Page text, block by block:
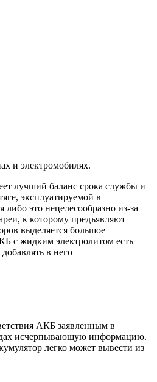
и электромобилях.
лучший баланс срока службы и
эксплуатируемой в
это нецелесообразно из-за
к которому предъявляют
выделяется большое
с жидким электролитом есть
в него
АКБ заявленным в
исчерпывающую информацию.
легко может вывести из